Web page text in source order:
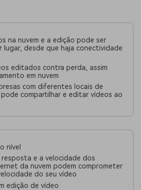
na nuvem e a edição pode ser
lugar, desde que haja conectividade
editados contra perda, assim
em nuvem
com diferentes locais de
compartilhar e editar vídeos ao
nível
e a velocidade dos
da nuvem podem comprometer
do seu vídeo
edição de vídeo